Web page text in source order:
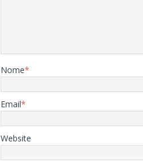
Nome*
Email*
Website